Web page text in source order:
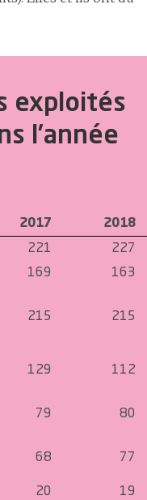
exploités
l’année
2017
2018
221
227
169
163
215 215
129 112
79 80
68 77
20
19